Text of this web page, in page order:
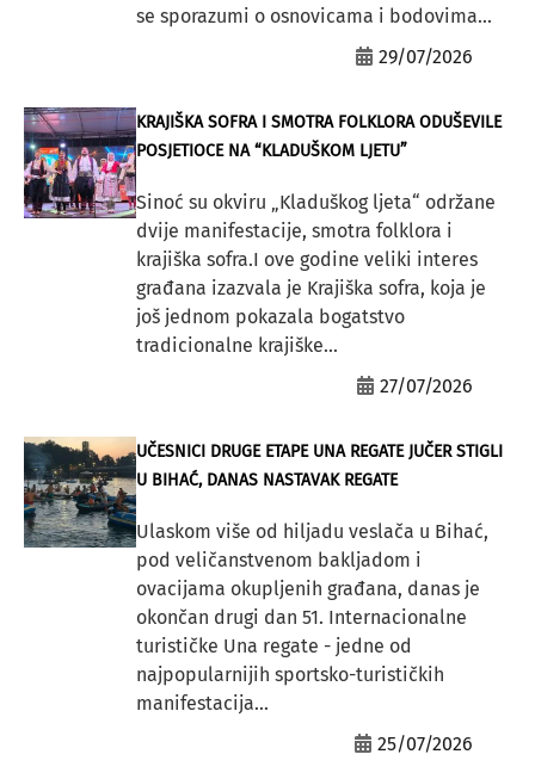
se sporazumi o osnovicama i bodovima...
29/07/2026
KRAJIŠKA SOFRA I SMOTRA FOLKLORA ODUŠEVILE
POSJETIOCE NA “KLADUŠKOM LJETU”
Sinoć su okviru „Kladuškog ljeta“ održane
dvije manifestacije, smotra folklora i
krajiška sofra.I ove godine veliki interes
građana izazvala je Krajiška sofra, koja je
još jednom pokazala bogatstvo
tradicionalne krajiške...
27/07/2026
UČESNICI DRUGE ETAPE UNA REGATE JUČER STIGLI
U BIHAĆ, DANAS NASTAVAK REGATE
Ulaskom više od hiljadu veslača u Bihać,
pod veličanstvenom bakljadom i
ovacijama okupljenih građana, danas je
okončan drugi dan 51. Internacionalne
turističke Una regate - jedne od
najpopularnijih sportsko-turističkih
manifestacija...
25/07/2026